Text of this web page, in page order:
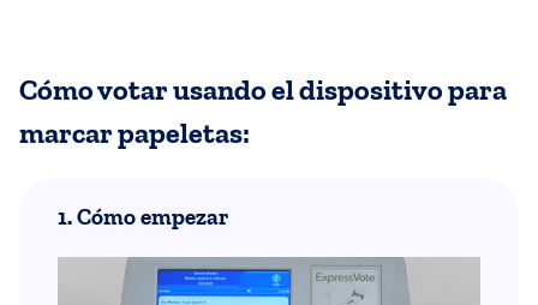
Cómo votar usando el dispositivo para
marcar papeletas:
1. Cómo empezar